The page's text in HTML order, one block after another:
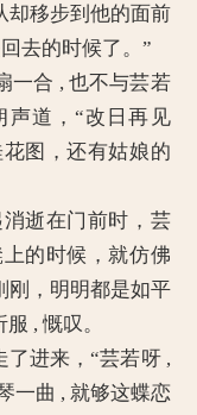
移步到他的面前
去的时候了。”
合 , 也不与芸若
声道，“改日再见
图，还有姑娘的
逝在门前时，芸
的时候，就仿佛
刚，明明都是如平
, 慨叹。
进来，“芸若呀 ,
一曲 , 就够这蝶恋